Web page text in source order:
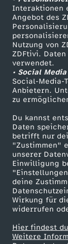
Interaktionen
Angebot des
Nutzung von
ZDFtivi.
verwendet.
• Social
Social-Media-
Anbietern.
zu
Du kannst
Daten
betrifft nur
"Zustimmen"
unserer
Einwilligung
deine
Wirkung für
widerrufen
Hier findest
Weitere
Sendungen A-Z
TV-Programm
ZDF Unternehmen
Karriere
ZDF goes Schule
Werbefernsehen
Mainzelmännchen
Partner